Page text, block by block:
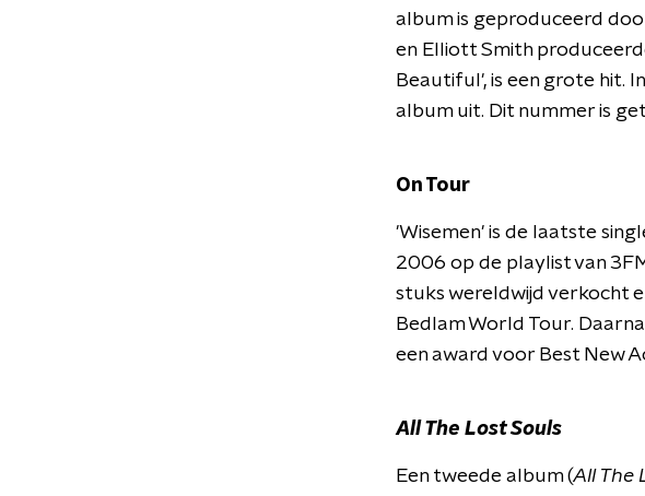
album is geproduceerd
en Elliott Smith
Beautiful', is een grote hit.
album uit. Dit nummer is
On Tour
'Wisemen' is de laatste
2006 op de playlist van
stuks wereldwijd verkocht
Bedlam World Tour.
een award voor Best New
All The Lost Souls
Een tweede album (All The